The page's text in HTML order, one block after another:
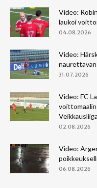
Video:
laukoi
04.08.2026
Video:
31.07.2026
Video: FC
02.08.2026
Video:
06.08.2026